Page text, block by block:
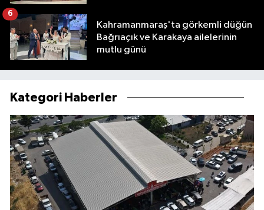
Kahramanmaraş'ta görkemli düğün
Bağrıaçık ve Karakaya ailelerinin
mutlu günü
6
Kategori Haberler